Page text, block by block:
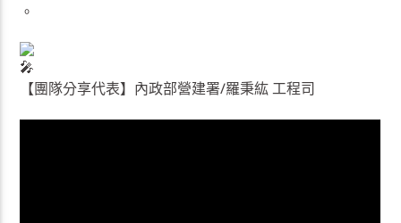
。
【團隊分享代表】內政部營建署/羅秉紘 工程司